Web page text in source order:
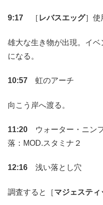
9:17 ［ レバスエッグ］使
雄大な生き物が出現。イ
になる。
10:57 虹のアーチ
向こう岸へ渡る。
11:20 ウォーター・ニン
落：MOD.スタミナ２
12:16 浅い落とし穴
調査すると［マジェスティ